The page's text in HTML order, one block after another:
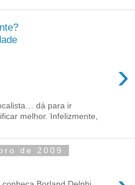
›
dá para ir
melhor. Infelizmente,
de 2009